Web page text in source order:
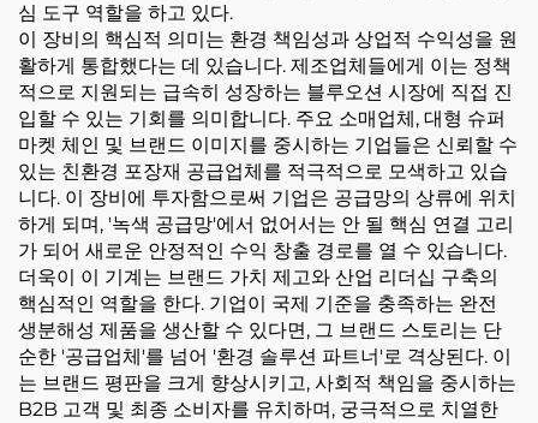
심 도구 역할을 하고 있다.
이 장비의 핵심적 의미는 환경 책임성과 상업적 수익성을 원
활하게 통합했다는 데 있습니다. 제조업체들에게 이는 정책
적으로 지원되는 급속히 성장하는 블루오션 시장에 직접 진
입할 수 있는 기회를 의미합니다. 주요 소매업체, 대형 슈퍼
마켓 체인 및 브랜드 이미지를 중시하는 기업들은 신뢰할 수
있는 친환경 포장재 공급업체를 적극적으로 모색하고 있습
니다. 이 장비에 투자함으로써 기업은 공급망의 상류에 위치
하게 되며, '녹색 공급망'에서 없어서는 안 될 핵심 연결 고리
가 되어 새로운 안정적인 수익 창출 경로를 열 수 있습니다.
더욱이 이 기계는 브랜드 가치 제고와 산업 리더십 구축의
핵심적인 역할을 한다. 기업이 국제 기준을 충족하는 완전
생분해성 제품을 생산할 수 있다면, 그 브랜드 스토리는 단
순한 '공급업체'를 넘어 '환경 솔루션 파트너'로 격상된다. 이
는 브랜드 평판을 크게 향상시키고, 사회적 책임을 중시하는
B2B 고객 및 최종 소비자를 유치하며, 궁극적으로 치열한